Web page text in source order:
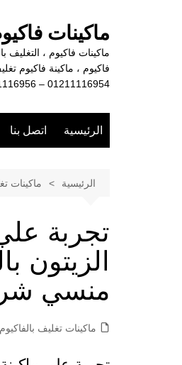
ماكينات
ماكينات فاكيوم ، التغليف
فاكيوم ، ماكينة فاكيوم
01211116954 – 01211116956 – 01211116958
الرئيسية اتصل بنا
الرئيسية ماكينات
منسي
ماكينات تغليف بالفاكيوم